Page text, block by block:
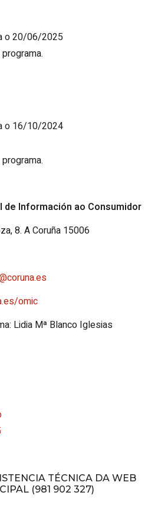
o 20/06/2025
o 16/10/2024
de Información ao Consumidor
8. A Coruña 15006
omic
Lidia Mª Blanco Iglesias
TÉCNICA DA WEB
(981 902 327)